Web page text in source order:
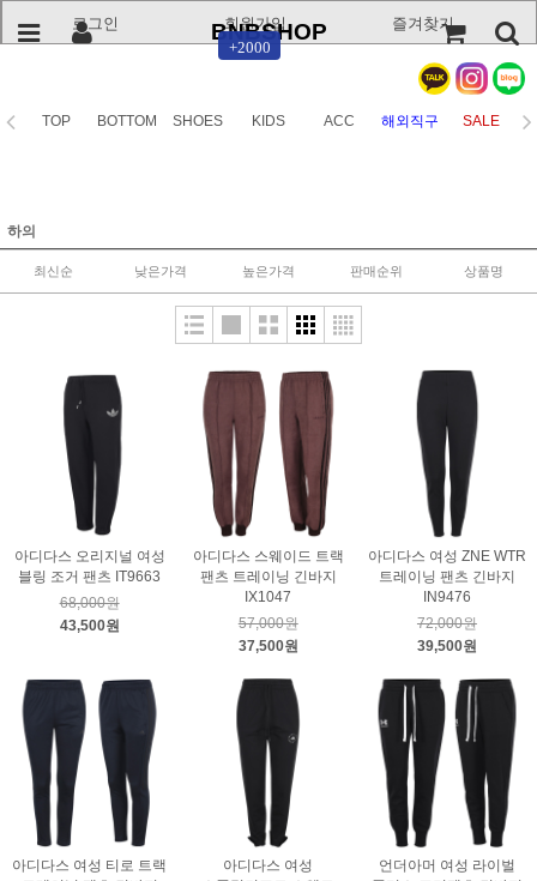
로그인
+2000
회원가입 즐겨찾기
BNBSHOP
TOP BOTTOM SHOES KIDS ACC 해외직구 SALE
하의
최신순 낮은가격 높은가격 판매순위 상품명
아디다스 오리지널 여성
블링 조거 팬츠 IT9663
68,000원
43,500원
아디다스 스웨이드 트랙
팬츠 트레이닝 긴바지
IX1047
57,000원
37,500원
아디다스 여성 ZNE WTR
트레이닝 팬츠 긴바지
IN9476
72,000원
39,500원
아디다스 여성 티로 트랙
아디다스 여성
언더아머 여성 라이벌